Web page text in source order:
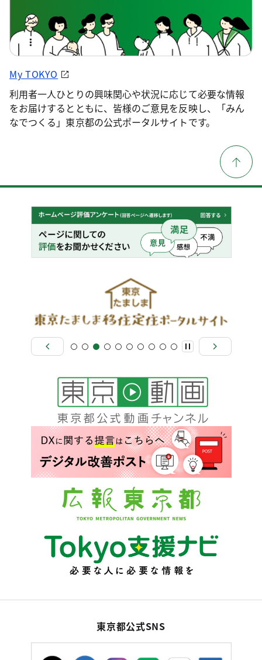
My TOKYO
利用者一人ひとりの興味関心や状況に応じて必要な情報
をお届けするとともに、皆様のご意見を反映し、「みん
なでつくる」東京都の公式ポータルサイトです。
東京都公式SNS